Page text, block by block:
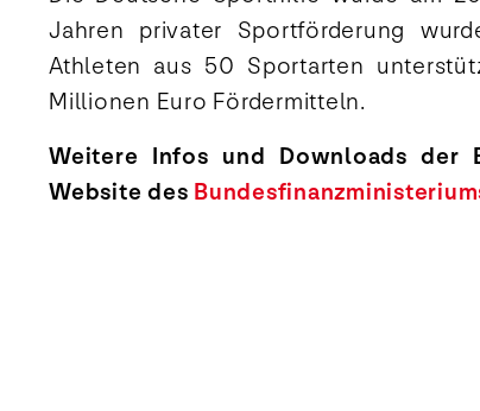
Jahren privater Sportförderung
Athleten aus 50 Sportarten
Millionen Euro Fördermitteln.
Weitere Infos und Downloads der
Website des